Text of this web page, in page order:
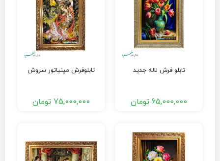
تابلو فرش لاله جدید
65,000,000 تومان
تابلوفرش مینیاتور سروش
75,000,000 تومان